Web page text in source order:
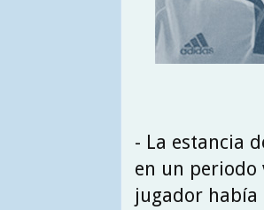
- La estancia
en un periodo
jugador había